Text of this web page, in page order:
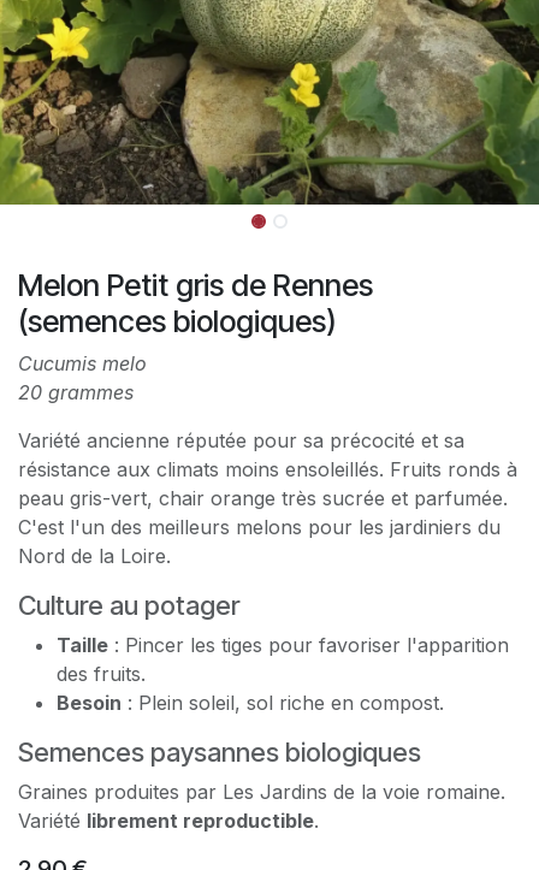
Melon Petit gris de Rennes
(semences biologiques)
Cucumis melo
20 grammes
Variété ancienne réputée pour sa précocité et sa
résistance aux climats moins ensoleillés. Fruits ronds à
peau gris-vert, chair orange très sucrée et parfumée.
C'est l'un des meilleurs melons pour les jardiniers du
Nord de la Loire.
Culture au potager
Taille : Pincer les tiges pour favoriser l'apparition
des fruits.
Besoin : Plein soleil, sol riche en compost.
Semences paysannes biologiques
Graines produites par Les Jardins de la voie romaine.
Variété librement reproductible.